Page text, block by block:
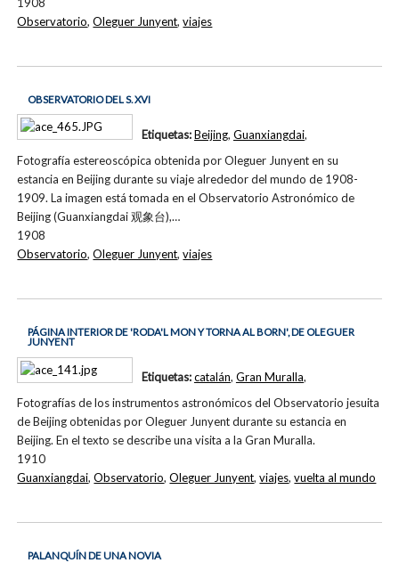
Observatorio,Oleguer Junyent,viajes
OBSERVATORIO DEL S. XVI
Fotografía estereoscópica obtenida por Oleguer Junyent en su
estancia en Beijing durante su viaje alrededor del mundo de 1908-
1909. La imagen está tomada en el Observatorio Astronómico de
Beijing (Guanxiangdai 观象台),…
1908
Etiquetas:Beijing, Guanxiangdai,
Observatorio,Oleguer Junyent,viajes
PÁGINA INTERIOR DE 'RODA'L MON Y TORNA AL BORN', DE OLEGUER
JUNYENT
Fotografías de los instrumentos astronómicos del Observatorio jesuita
de Beijing obtenidas por Oleguer Junyent durante su estancia en
Beijing. En el texto se describe una visita a la Gran Muralla.
1910
Etiquetas:catalán, Gran Muralla,
Guanxiangdai,Observatorio,Oleguer Junyent,viajes,vuelta al mundo
PALANQUÍN DE UNA NOVIA